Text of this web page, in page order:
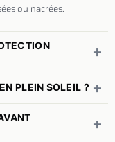
ou nacrées.
+
PLEIN SOLEIL ? +
+